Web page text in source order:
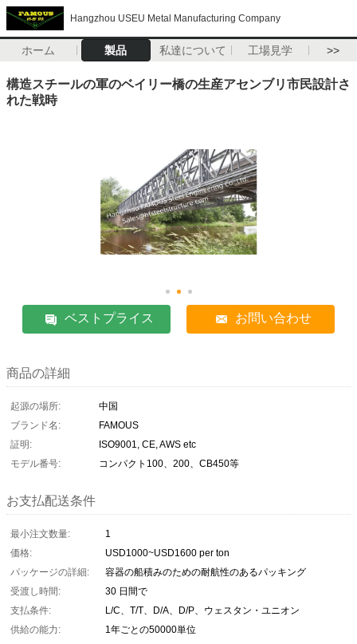
Hangzhou USEU Metal Manufacturing Company
ホーム 製品 私達について 工場見学 >>
構造スチールの軍のベイリー橋の生産アセンブリ市民設計さ
れた戦時
ベストプライス お問い合わせ
商品の詳細
起源の場所:
中国
ブランド名:
FAMOUS
証明:
ISO9001, CE, AWS etc
モデル番号:
コンパクト100、200、CB450等
お支払配送条件
最小注文数量:
1
価格:
USD1000~USD1600 per ton
パッケージの詳細:
容器の船積みのための耐航性のあるパッキング
受渡し時間:
30 日間で
支払条件:
L/C、T/T、D/A、D/P、ウェスタン・ユニオン
供給の能力:
1年ごとの50000単位